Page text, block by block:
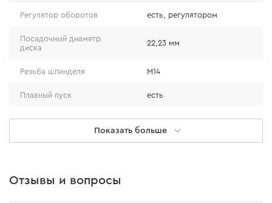
Регулятор оборотов есть, регулятором
Посадочный диаметр
диска
22,23 мм
Резьба шпинделя М14
Плавный пуск есть
Защита от повторного
Поддержка мощности
Показать больше
Отзывы и вопросы